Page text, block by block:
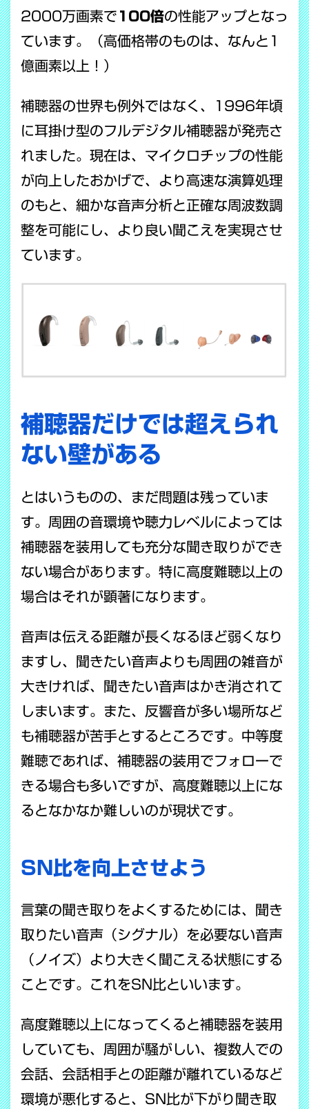
2000万画素で 100倍の性能アップとなっ
ています。（高価格帯のものは、なんと1
億画素以上！）
補聴器の世界も例外ではなく、1996年頃
に耳掛け型のフルデジタル補聴器が発売さ
れました。現在は、マイクロチップの性能
が向上したおかげで、より高速な演算処理
のもと、細かな音声分析と正確な周波数調
整を可能にし、より良い聞こえを実現させ
ています。
補聴器だけでは超えられ
ない壁がある
とはいうものの、まだ問題は残っていま
す。周囲の音環境や聴力レベルによっては
補聴器を装用しても充分な聞き取りができ
ない場合があります。特に高度難聴以上の
場合はそれが顕著になります。
音声は伝える距離が長くなるほど弱くなり
ますし、聞きたい音声よりも周囲の雑音が
大きければ、聞きたい音声はかき消されて
しまいます。また、反響音が多い場所など
も補聴器が苦手とするところです。中等度
難聴であれば、補聴器の装用でフォローで
きる場合も多いですが、高度難聴以上にな
るとなかなか難しいのが現状です。
SN比を向上させよう
言葉の聞き取りをよくするためには、聞き
取りたい音声（シグナル）を必要ない音声
（ノイズ）より大きく聞こえる状態にする
ことです。これをSN比といいます。
高度難聴以上になってくると補聴器を装用
していても、周囲が騒がしい、複数人での
会話、会話相手との距離が離れているなど
環境が悪化すると、SN比が下がり聞き取